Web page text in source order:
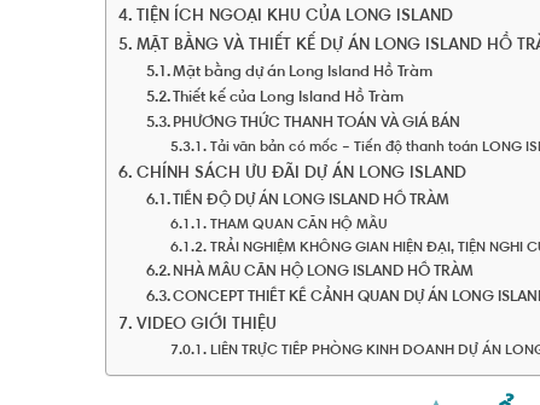
TIỆN ÍCH NGOẠI KHU CỦA LONG ISLAND
MẶT BẰNG VÀ THIẾT KẾ DỰ ÁN LONG ISLAND HỒ
Mặt bằng dự án Long Island Hồ Tràm
Thiết kế của Long Island Hồ Tràm
PHƯƠNG THỨC THANH TOÁN VÀ GIÁ BÁN
Tải văn bản có mốc – Tiến độ thanh toán LONG
CHÍNH SÁCH ƯU ĐÃI DỰ ÁN LONG ISLAND
TIẾN ĐỘ DỰ ÁN LONG ISLAND HỒ TRÀM
THAM QUAN CĂN HỘ MẪU
TRẢI NGHIỆM KHÔNG GIAN HIỆN ĐẠI, TIỆN NGHI
NHÀ MẪU CĂN HỘ LONG ISLAND HỒ TRÀM
CONCEPT THIẾT KẾ CẢNH QUAN DỰ ÁN LONG
VIDEO GIỚI THIỆU
LIÊN TRỰC TIẾP PHÒNG KINH DOANH DỰ ÁN